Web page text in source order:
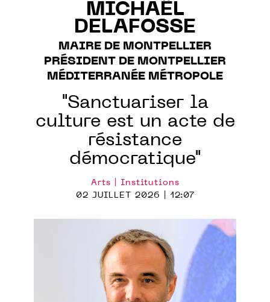
MICHAËL
DELAFOSSE
MAIRE DE MONTPELLIER
PRÉSIDENT DE MONTPELLIER
MÉDITERRANÉE MÉTROPOLE
"Sanctuariser la
culture est un acte de
résistance
démocratique"
Arts | Institutions
02 JUILLET 2026 | 12:07